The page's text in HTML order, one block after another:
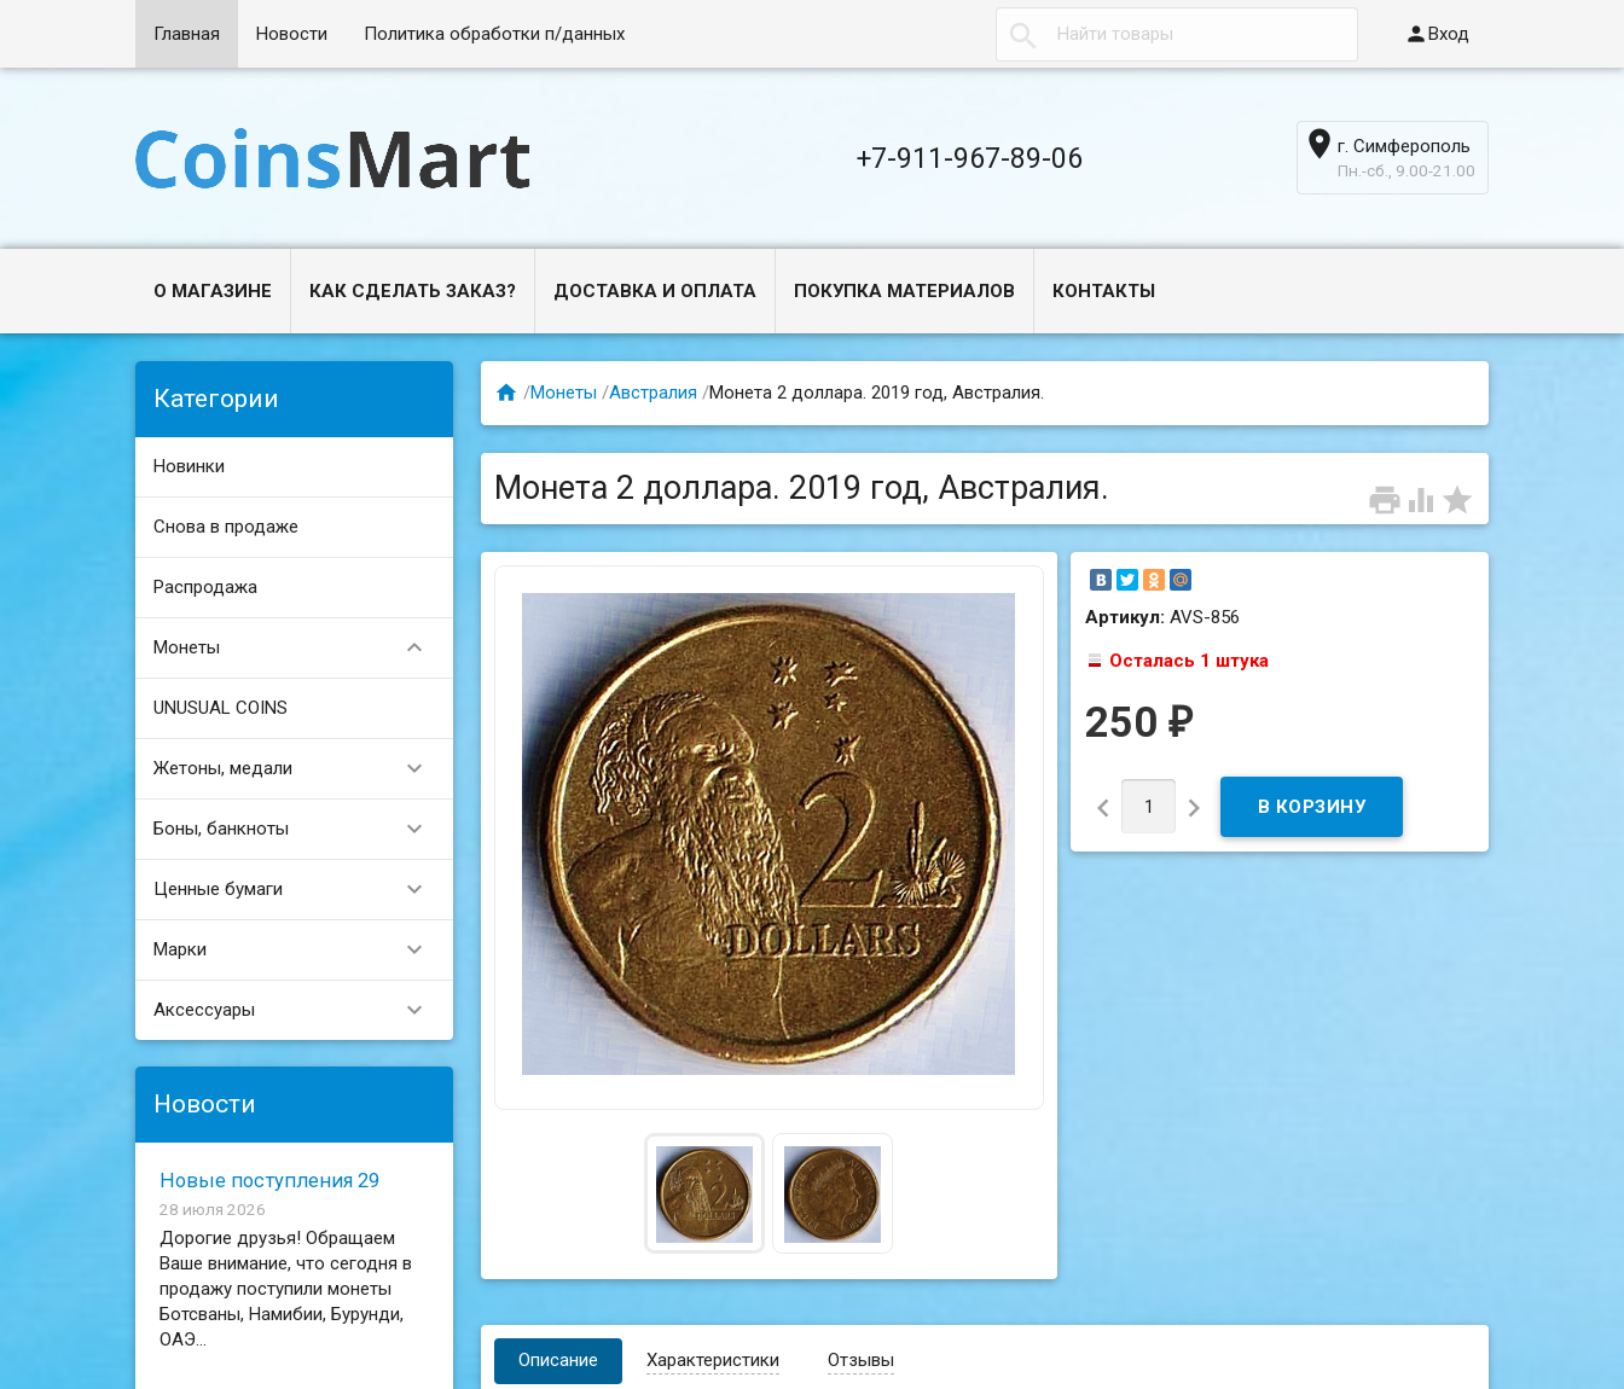
Главная Новости Политика обработки п/данных  Вход
+7-911-967-89-06  г. Симферополь
Пн.-сб., 9.00-21.00
О МАГАЗИНЕ КАК СДЕЛАТЬ ЗАКАЗ? ДОСТАВКА И ОПЛАТА ПОКУПКА МАТЕРИАЛОВ КОНТАКТЫ
Категории
Новинки
Снова в продаже
Распродажа
Монеты 
UNUSUAL COINS
Жетоны, медали 
Боны, банкноты 
Ценные бумаги 
Марки 
Аксессуары 
Новости
Новые поступления 29
28 июля 2026
Дорогие друзья! Обращаем
Ваше внимание, что сегодня в
продажу поступили монеты
Ботсваны, Намибии, Бурунди,
ОАЭ...
 /Монеты /Австралия /Монета 2 доллара. 2019 год, Австралия.
  
Монета 2 доллара. 2019 год, Австралия.
Артикул:AVS-856
Осталась 1 штука
250₽
 
Описание Характеристики Отзывы